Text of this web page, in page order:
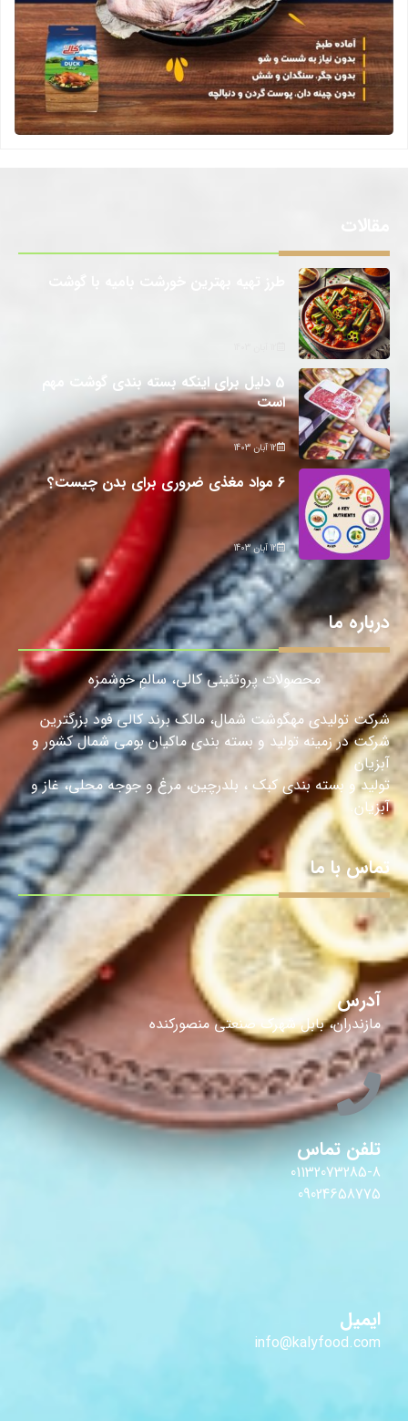
5 دلیل برای اینکه بسته بندی گوشت مهم
است
12 آبان 1403
6 مواد مغذی ضروری برای بدن چیست؟
12 آبان 1403
درباره ما
محصولات پروتئینی کالی، سالمِ خوشمزه
شرکت تولیدی مهگوشت شمال، مالک برند کالی فود بزرگترین
شرکت در زمینه تولید و بسته بندی ماکیان بومی شمال کشور و
آبزیان
تولید و بسته بندی کبک ، بلدرچین، مرغ و جوجه محلی، غاز و
آبزیان.
تماس با ما
آدرس
مازندران، بابل شهرک صنعتی منصورکنده
تلفن تماس
01132073285-8
09024658775
ایمیل
info@kalyfood.com